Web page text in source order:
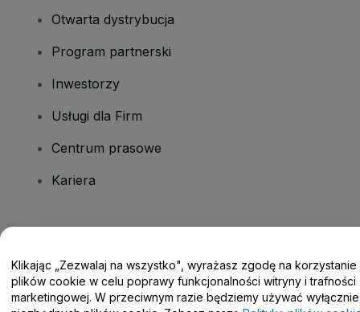
Otwarta dystrybucja
Program partnerski
Inwestorzy
Usługi dla Firm
Centrum prasowe
Kariera
Centrum pomocy / Skontaktuj się z nami
Klikając „Zezwalaj na wszystko", wyrażasz zgodę na korzystanie
plików cookie w celu poprawy funkcjonalności witryny i trafności
marketingowej. W przeciwnym razie będziemy używać wyłącznie